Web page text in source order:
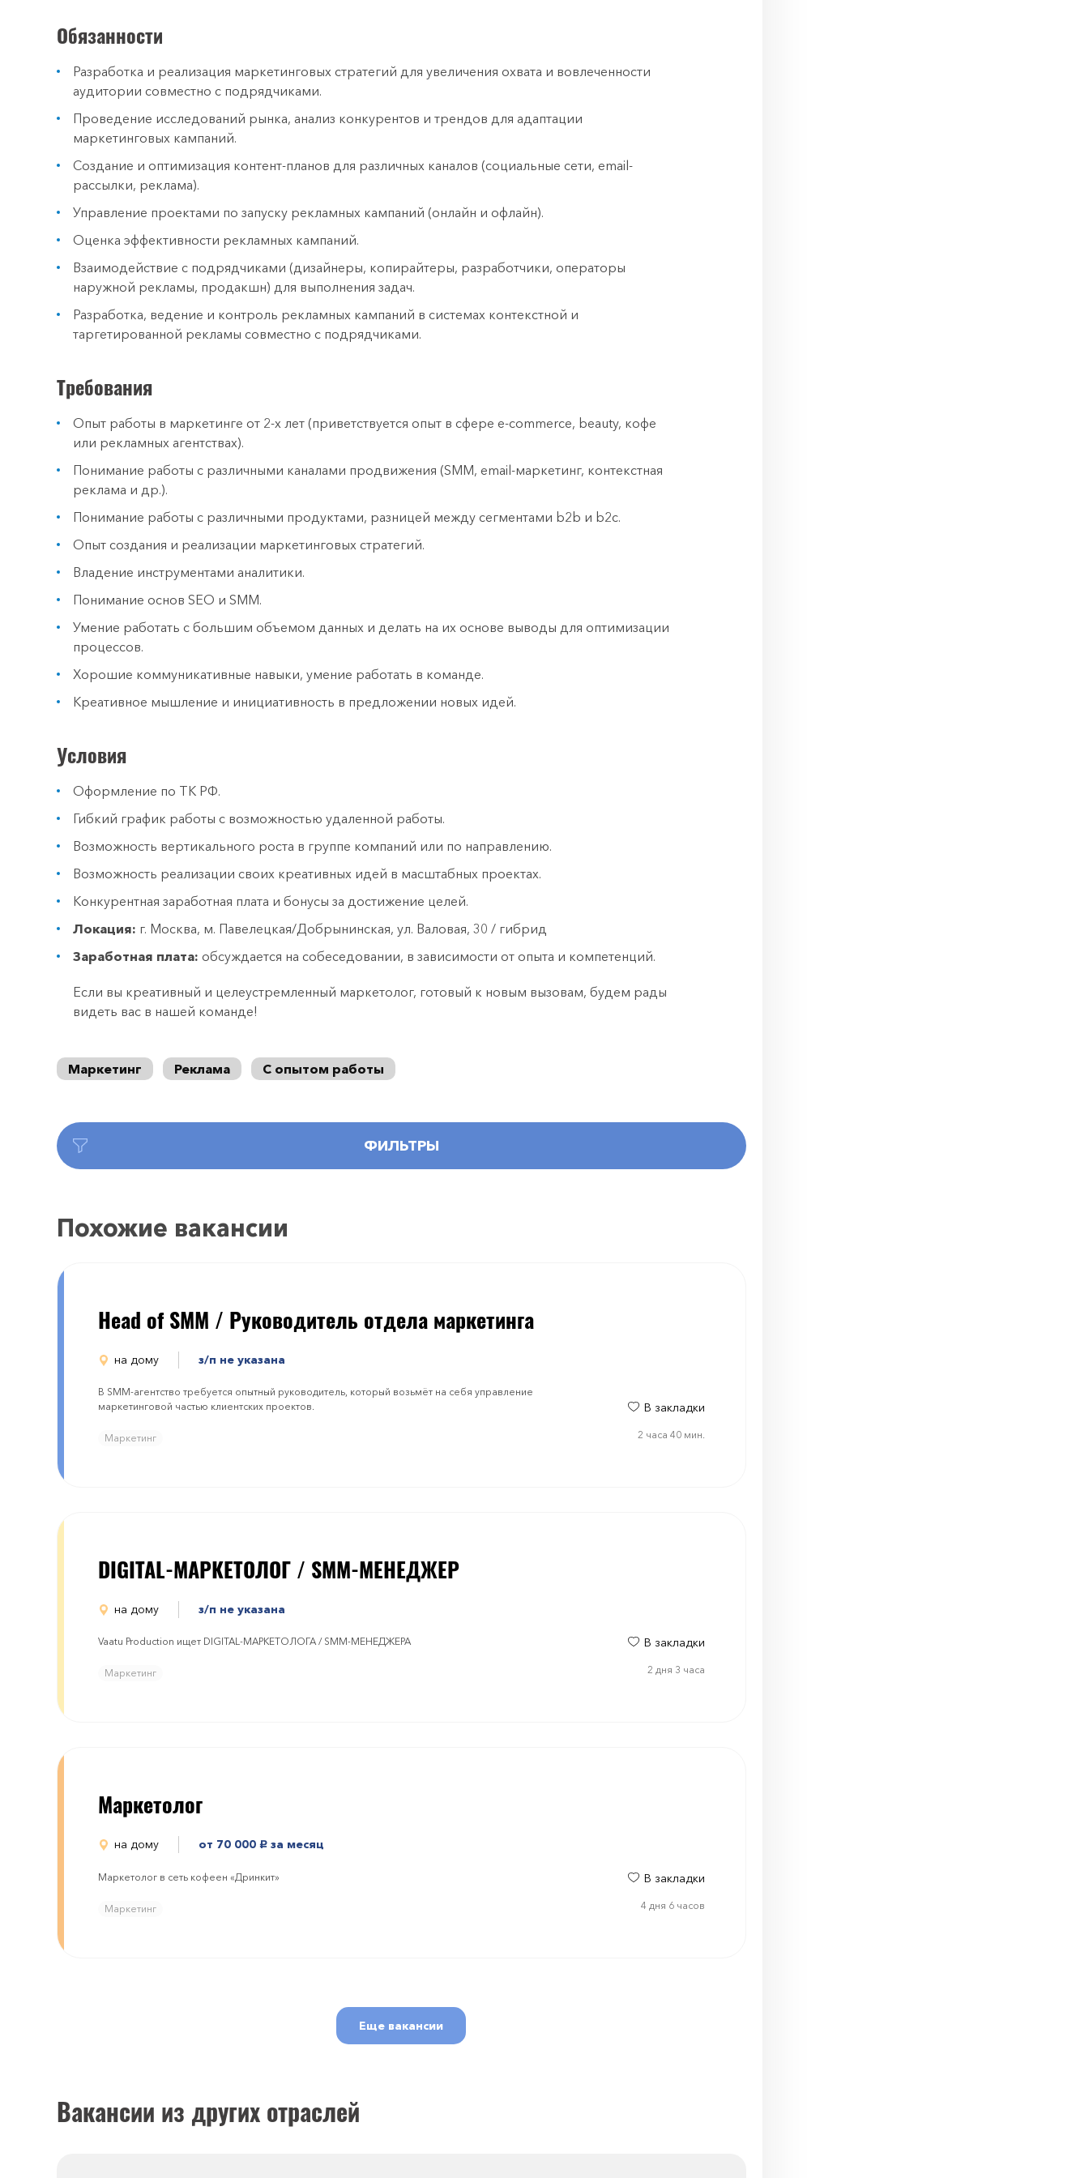
Обязанности
Разработка и реализация маркетинговых стратегий для увеличения охвата и вовлеченности
аудитории совместно с подрядчиками.
Проведение исследований рынка, анализ конкурентов и трендов для адаптации
маркетинговых кампаний.
Создание и оптимизация контент-планов для различных каналов (социальные сети, email-
рассылки, реклама).
Управление проектами по запуску рекламных кампаний (онлайн и офлайн).
Оценка эффективности рекламных кампаний.
Взаимодействие с подрядчиками (дизайнеры, копирайтеры, разработчики, операторы
наружной рекламы, продакшн) для выполнения задач.
Разработка, ведение и контроль рекламных кампаний в системах контекстной и
таргетированной рекламы совместно с подрядчиками.
Требования
Опыт работы в маркетинге от 2-х лет (приветствуется опыт в сфере e-commerce, beauty, кофе
или рекламных агентствах).
Понимание работы с различными каналами продвижения (SMM, email-маркетинг, контекстная
реклама и др.).
Понимание работы с различными продуктами, разницей между сегментами b2b и b2c.
Опыт создания и реализации маркетинговых стратегий.
Владение инструментами аналитики.
Понимание основ SEO и SMM.
Умение работать с большим объемом данных и делать на их основе выводы для оптимизации
процессов.
Хорошие коммуникативные навыки, умение работать в команде.
Креативное мышление и инициативность в предложении новых идей.
Условия
Оформление по ТК РФ.
Гибкий график работы с возможностью удаленной работы.
Возможность вертикального роста в группе компаний или по направлению.
Возможность реализации своих креативных идей в масштабных проектах.
Конкурентная заработная плата и бонусы за достижение целей.
Локация: г. Москва, м. Павелецкая/Добрынинская, ул. Валовая, 30 / гибрид
Заработная плата: обсуждается на собеседовании, в зависимости от опыта и компетенций.
Если вы креативный и целеустремленный маркетолог, готовый к новым вызовам, будем рады
видеть вас в нашей команде!
Маркетинг Реклама С опытом работы
ФИЛЬТРЫ
Похожие вакансии
Head of SMM / Руководитель отдела маркетинга
на дому з/п не указана
В SMM-агентство требуется опытный руководитель, который возьмёт на себя управление
маркетинговой частью клиентских проектов.
Маркетинг
В закладки
2 часа 40 мин.
DIGITAL-МАРКЕТОЛОГ / SMM-МЕНЕДЖЕР
на дому з/п не указана
Vaatu Production ищет DIGITAL-МАРКЕТОЛОГА / SMM-МЕНЕДЖЕРА
Маркетинг
В закладки
2 дня 3 часа
Маркетолог
на дому от 70 000 руб. за месяц
Маркетолог в сеть кофеен «Дринкит»
Маркетинг
В закладки
4 дня 6 часов
Еще вакансии
Вакансии из других отраслей